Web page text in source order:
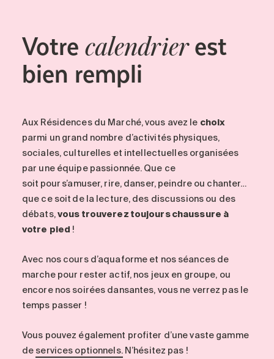
Votre calendrierest
bien rempli
Aux Résidences du Marché, vous avez le choix
parmi un grand nombre d’activités physiques,
sociales, culturelles et intellectuelles organisées
par une équipe passionnée. Que ce
soit pour s’amuser, rire, danser, peindre ou chanter…
que ce soit de la lecture, des discussions ou des
débats,vous trouverez toujours chaussure à
votre pied !
Avec nos cours d’aquaforme et nos séances de
marche pour rester actif, nos jeux en groupe, ou
encore nos soirées dansantes, vous ne verrez pas le
temps passer !
Vous pouvez également profiter d’une vaste gamme
de services optionnels.N’hésitez pas !